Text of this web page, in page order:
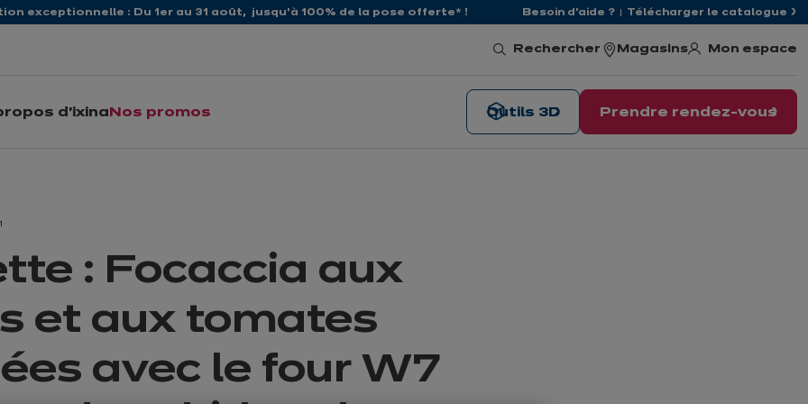
exceptionnelle : Du 1er au 31 août, jusqu’à 100% de la pose offerte* ! Besoin d'aide ? Télécharger le catalogue
Rechercher Magasins Mon espace
d'ixina Nos promos Prendre rendez-vous
Outils 3D
: Focaccia aux
et aux tomates
avec le four W7